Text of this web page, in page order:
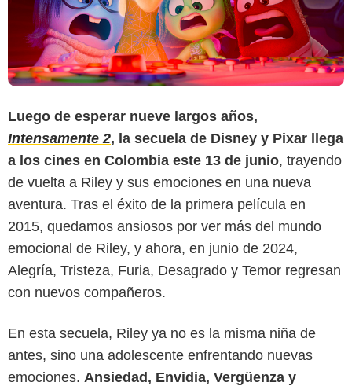
Luego de esperar nueve largos años,
Intensamente 2, la secuela de Disney y Pixar llega
a los cines en Colombia este 13 de junio, trayendo
de vuelta a Riley y sus emociones en una nueva
aventura. Tras el éxito de la primera película en
2015, quedamos ansiosos por ver más del mundo
emocional de Riley, y ahora, en junio de 2024,
Alegría, Tristeza, Furia, Desagrado y Temor regresan
con nuevos compañeros.
En esta secuela, Riley ya no es la misma niña de
antes, sino una adolescente enfrentando nuevas
emociones. Ansiedad, Envidia, Vergüenza y